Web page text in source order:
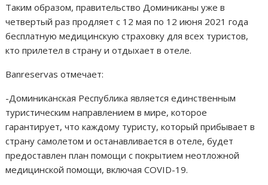
Таким образом, правительство Доминиканы уже в
четвертый раз продляет с 12 мая по 12 июня 2021 года
бесплатную медицинскую страховку для всех туристов,
кто прилетел в страну и отдыхает в отеле.
Banreservas отмечает:
-Доминиканская Республика является единственным
туристическим направлением в мире, которое
гарантирует, что каждому туристу, который прибывает в
страну самолетом и останавливается в отеле, будет
предоставлен план помощи с покрытием неотложной
медицинской помощи, включая COVID-19.